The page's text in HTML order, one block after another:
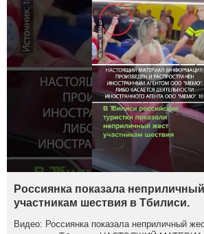
Россиянка показала
участникам шествия в Тбилиси.
Видео: Россиянка показала неприличный